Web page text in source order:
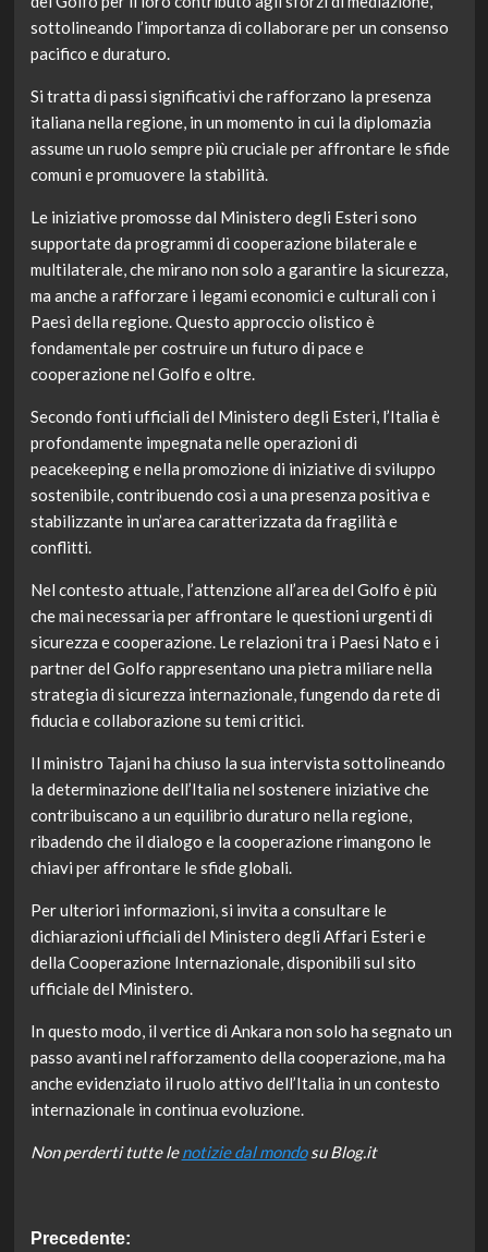
sottolineando l’importanza di collaborare per un consenso
pacifico e duraturo.
Si tratta di passi significativi che rafforzano la presenza
italiana nella regione, in un momento in cui la diplomazia
assume un ruolo sempre più cruciale per affrontare le sfide
comuni e promuovere la stabilità.
Le iniziative promosse dal Ministero degli Esteri sono
supportate da programmi di cooperazione bilaterale e
multilaterale, che mirano non solo a garantire la sicurezza,
ma anche a rafforzare i legami economici e culturali con i
Paesi della regione. Questo approccio olistico è
fondamentale per costruire un futuro di pace e
cooperazione nel Golfo e oltre.
Secondo fonti ufficiali del Ministero degli Esteri, l’Italia è
profondamente impegnata nelle operazioni di
peacekeeping e nella promozione di iniziative di sviluppo
sostenibile, contribuendo così a una presenza positiva e
stabilizzante in un’area caratterizzata da fragilità e
conflitti.
Nel contesto attuale, l’attenzione all’area del Golfo è più
che mai necessaria per affrontare le questioni urgenti di
sicurezza e cooperazione. Le relazioni tra i Paesi Nato e i
partner del Golfo rappresentano una pietra miliare nella
strategia di sicurezza internazionale, fungendo da rete di
fiducia e collaborazione su temi critici.
Il ministro Tajani ha chiuso la sua intervista sottolineando
la determinazione dell’Italia nel sostenere iniziative che
contribuiscano a un equilibrio duraturo nella regione,
ribadendo che il dialogo e la cooperazione rimangono le
chiavi per affrontare le sfide globali.
Per ulteriori informazioni, si invita a consultare le
dichiarazioni ufficiali del Ministero degli Affari Esteri e
della Cooperazione Internazionale, disponibili sul sito
ufficiale del Ministero.
In questo modo, il vertice di Ankara non solo ha segnato un
passo avanti nel rafforzamento della cooperazione, ma ha
anche evidenziato il ruolo attivo dell’Italia in un contesto
internazionale in continua evoluzione.
Non perderti tutte lenotizie dal mondosu Blog.it
Navigazione
Precedente: